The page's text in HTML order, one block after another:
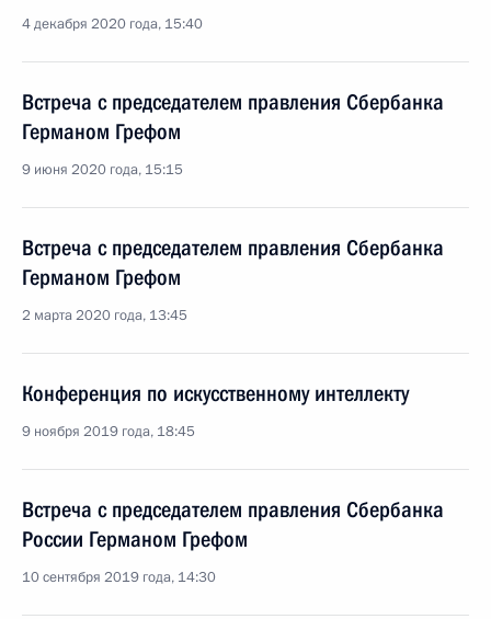
4 декабря 2020 года, 15:40
Встреча с председателем правления Сбербанка
Германом Грефом
9 июня 2020 года, 15:15
Встреча с председателем правления Сбербанка
Германом Грефом
2 марта 2020 года, 13:45
Конференция по искусственному интеллекту
9 ноября 2019 года, 18:45
Встреча с председателем правления Сбербанка
России Германом Грефом
10 сентября 2019 года, 14:30